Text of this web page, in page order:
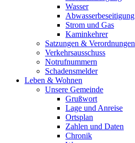
Wasser
Abwasserbeseitigung
Strom und Gas
Kaminkehrer
Satzungen & Verordnungen
Verkehrsausschuss
Notrufnummern
Schadensmelder
Leben & Wohnen
Unsere Gemeinde
Grußwort
Lage und Anreise
Ortsplan
Zahlen und Daten
Chronik